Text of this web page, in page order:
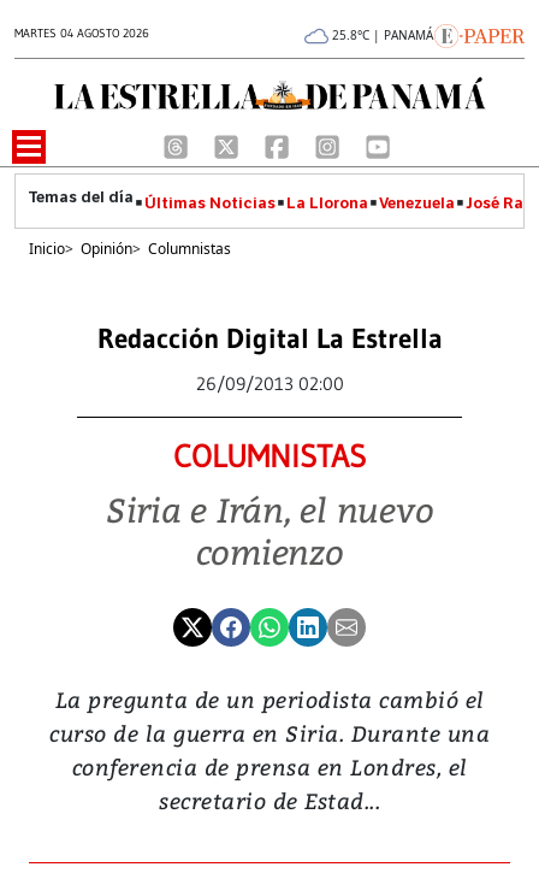
MARTES 04 AGOSTO 2026 25.8°C | PANAMÁ
Últimas Noticias La Llorona Venezuela José
Inicio> Opinión> Columnistas
Redacción Digital La Estrella
26/09/2013 02:00
COLUMNISTAS
Siria e Irán, el nuevo
comienzo
La pregunta de un periodista cambió el
curso de la guerra en Siria. Durante una
conferencia de prensa en Londres, el
secretario de Estad...